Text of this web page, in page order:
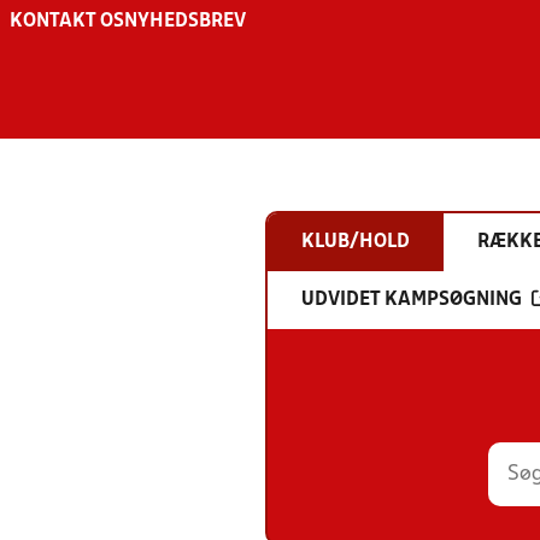
KONTAKT OS NYHEDSBREV
KLUB/HOLD
UDVIDET KAMPSØGNING